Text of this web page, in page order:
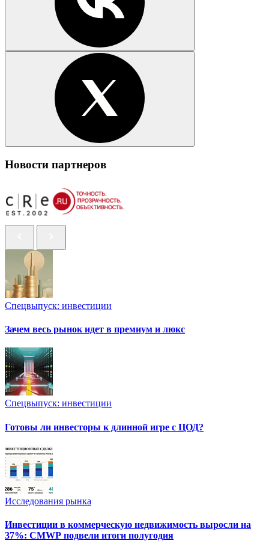
Новости партнеров
Спецвыпуск: инвестиции
Зачем весь рынок идет в премиум и люкс
Спецвыпуск: инвестиции
Готовы ли инвесторы к длинной игре с ЦОД?
Исследования рынка
Инвестиции в коммерческую недвижимость выросли на
37%: CMWP подвели итоги полугодия